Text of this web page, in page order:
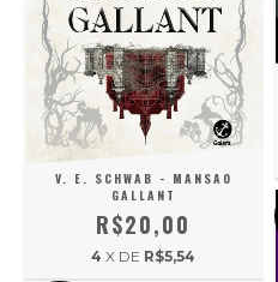
V. E. SCHWAB - MANSAO
GALLANT
R$20,00
4 X DE R$5,54